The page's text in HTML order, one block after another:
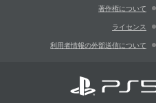
著作権について
ライセンス
利用者情報の外部送信について